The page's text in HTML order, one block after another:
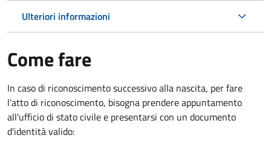
Ulteriori informazioni
Come fare
In caso di riconoscimento successivo alla nascita, per fare
l'atto di riconoscimento, bisogna prendere appuntamento
all'ufficio di stato civile e presentarsi con un documento
d'identità valido: